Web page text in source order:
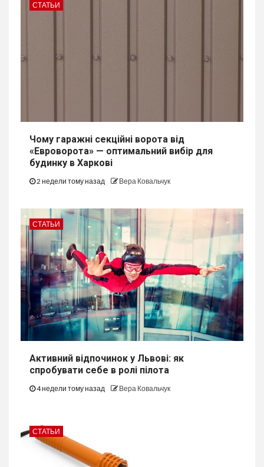
СТАТЬИ
Чому гаражні секційні ворота від
«Евроворота» — оптимальний вибір для
будинку в Харкові
2 недели тому назад Вера Ковальчук
СТАТЬИ
Активний відпочинок у Львові: як
спробувати себе в ролі пілота
4 недели тому назад Вера Ковальчук
СТАТЬИ